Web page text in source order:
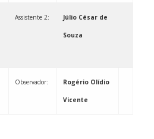
Assistente 2: Júlio César de
Souza
Observador: ­­­­­­­­­­­­­­­­­­­­­­­ Rogério Olídio
Vicente